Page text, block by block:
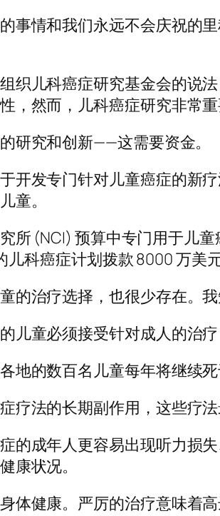
事情和我们永远不会庆祝的
织儿科癌症研究基金会的说
，然而，儿科癌症研究非常重
研究和创新——这需要资金。
开发专门针对儿童癌症的
童。
所 (NCI) 预算中专门用于儿
科癌症计划拨款 8000 万美
的治疗选择，也很少存在。
儿童必须接受针对成人的治
地的数百名儿童每年将继续死
疗法的长期副作用，这些疗
的成年人更容易出现听力损
康状况。
体健康。严厉的治疗意味着